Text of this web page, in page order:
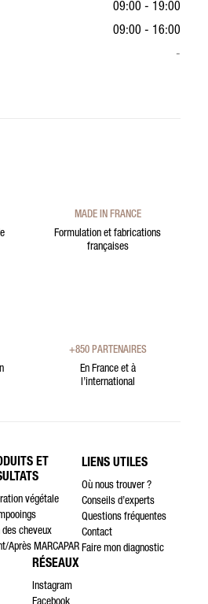
09:00 - 19:00
09:00 - 16:00
-
MADE IN FRANCE
Formulation et fabrications
françaises
+850 PARTENAIRES
En France et à
l’international
ET
végétale
des cheveux
Après MARCAPAR
LIENS UTILES
Où nous trouver ?
Conseils d’experts
Questions fréquentes
Contact
Faire mon diagnostic
RÉSEAUX
Instagram